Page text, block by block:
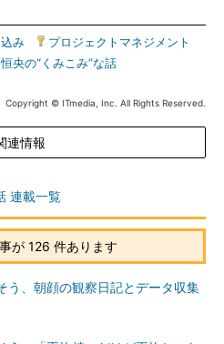
み プロジェクトマネジメント
央の“くみこみ”な話
Copyright © ITmedia, Inc. All Rights Reserved.
連情報
連載一覧
が 126 件あります
う、朝顔の観察日記とデータ収集